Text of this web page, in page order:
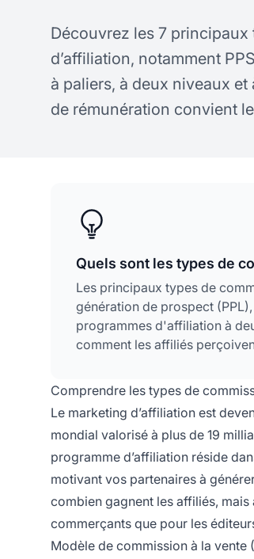
Découvrez les 7
d’affiliation, notamment
à paliers, à deux niveaux
de rémunération convient
Quels sont les types de
Les principaux types de
génération de prospect
programmes d'affiliation à
comment les affiliés
Comprendre les types de
Le marketing d’affiliation est
mondial valorisé à plus de 19
programme d’affiliation réside
motivant vos partenaires à
combien gagnent les affiliés,
commerçants que pour les
Modèle de commission à la vente